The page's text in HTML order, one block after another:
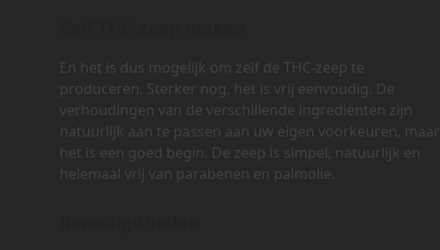
En het is dus mogelijk om zelf de THC-zeep te
produceren. Sterker nog, het is vrij eenvoudig. De
verhoudingen van de verschillende ingrediënten zijn
natuurlijk aan te passen aan uw eigen voorkeuren, maar
het is een goed begin. De zeep is simpel, natuurlijk en
helemaal vrij van parabenen en palmolie.